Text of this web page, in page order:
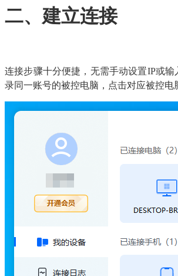
二、建立连接
连接步骤十分便捷，无需手动设置IP或
录同一账号的被控电脑，点击对应被控电